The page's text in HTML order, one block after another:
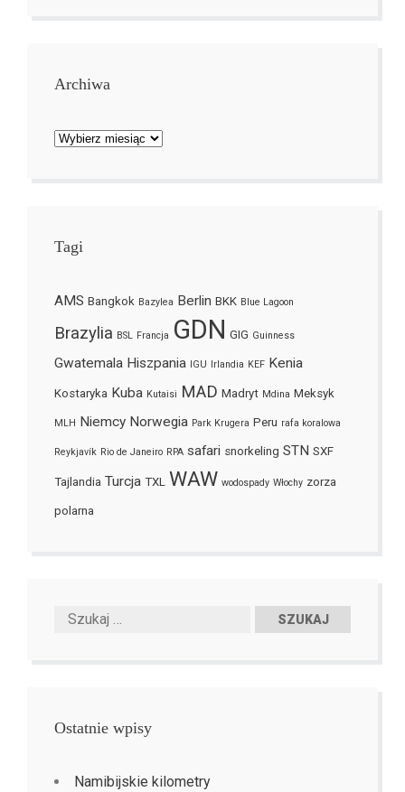
Archiwa
Archiwa
Tagi
AMS Bangkok Bazylea Berlin BKK Blue Lagoon
Brazylia BSL Francja GDN GIG Guinness
Gwatemala Hiszpania IGU Irlandia KEF Kenia
Kostaryka Kuba Kutaisi MAD Madryt Mdina Meksyk
MLH Niemcy Norwegia Park Krugera Peru rafa koralowa
Reykjavík Rio de Janeiro RPA safari snorkeling STN SXF
Tajlandia Turcja TXL WAW wodospady Włochy zorza
polarna
Ostatnie wpisy
Namibijskie kilometry